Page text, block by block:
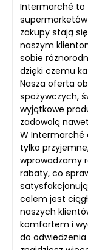
Intermarché to
zakupy stają
naszym
sobie
dzięki czemu
Nasza oferta
spożywczych,
wyjątkowe
zadowolą
W Intermarché
tylko
wprowadzamy
rabaty, co
celem jest
naszych
komfortem i
do